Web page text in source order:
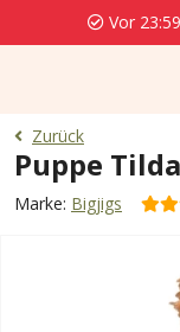
Vor
Zurück
Puppe
Marke: Bigjigs